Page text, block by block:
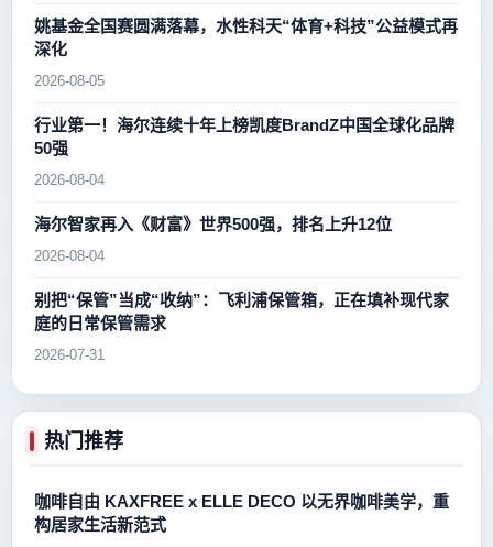
姚基金全国赛圆满落幕，水性科天“体育+科技”公益模式再
深化
2026-08-05
行业第一！海尔连续十年上榜凯度BrandZ中国全球化品牌
50强
2026-08-04
海尔智家再入《财富》世界500强，排名上升12位
2026-08-04
别把“保管”当成“收纳”：飞利浦保管箱，正在填补现代家
庭的日常保管需求
2026-07-31
热门推荐
咖啡自由 KAXFREE x ELLE DECO 以无界咖啡美学，重
构居家生活新范式